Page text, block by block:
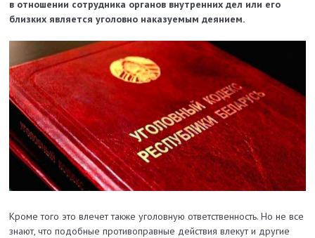
в отношении сотрудника органов внутренних дел или его
близких является уголовно наказуемым деянием.
Кроме того это влечет также уголовную ответственность. Но не все
знают, что подобные противоправные действия влекут и другие